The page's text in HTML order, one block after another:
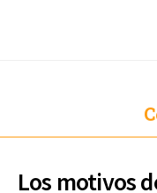
Los motivos